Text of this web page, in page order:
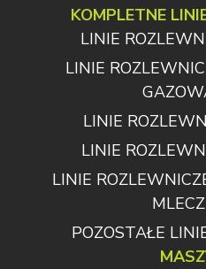
KOMPLETNE
LINIE
LINIE
LINIE
LINIE
LINIE
POZOSTAŁE